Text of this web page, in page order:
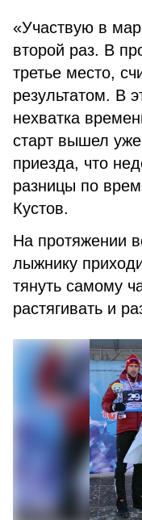
«Участвую в
второй раз. В
третье место,
результатом. В
нехватка
старт вышел
приезда, что
разницы по
Кустов.
На протяжении
лыжнику
тянуть самому
растягивать и